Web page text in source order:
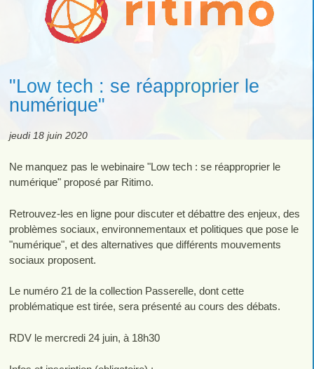
"Low tech : se réapproprier le
numérique"
jeudi 18 juin 2020
Ne manquez pas le webinaire "Low tech : se réapproprier le
numérique" proposé par Ritimo.
Retrouvez-les en ligne pour discuter et débattre des enjeux, des
problèmes sociaux, environnementaux et politiques que pose le
"numérique", et des alternatives que différents mouvements
sociaux proposent.
Le numéro 21 de la collection Passerelle, dont cette
problématique est tirée, sera présenté au cours des débats.
RDV le mercredi 24 juin, à 18h30